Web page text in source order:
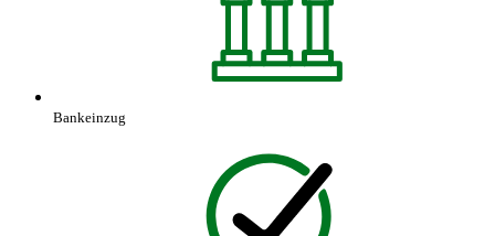
Bankeinzug